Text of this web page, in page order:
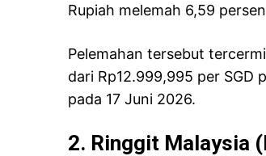
Rupiah melemah 6,59
Pelemahan tersebut
dari Rp12.999,995 per SGD
pada 17 Juni 2026.
2. Ringgit Malaysia